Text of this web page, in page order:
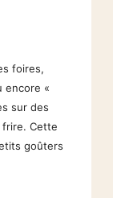
foires,
encore «
sur des
Cette
goûters